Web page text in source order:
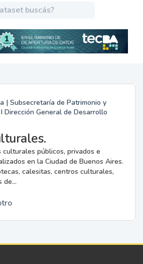
| Subsecretaría de Patrimonio y
Dirección General de Desarrollo
culturales públicos, privados e
en la Ciudad de Buenos Aires.
calesitas, centros culturales,
de...